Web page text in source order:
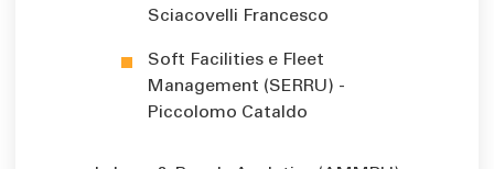
Sciacovelli Francesco
Soft Facilities e Fleet
Management (SERRU) -
Piccolomo Cataldo